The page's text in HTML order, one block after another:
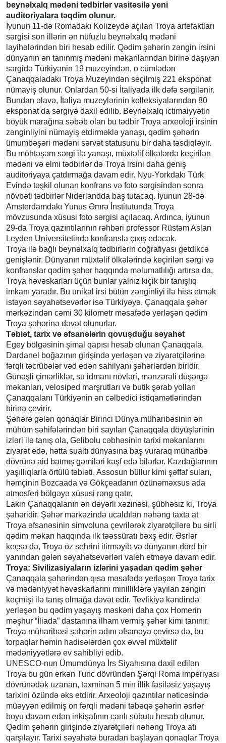
beynəlxalq mədəni tədbirlər vasitəsilə yeni
auditoriyalara təqdim olunur.
İyunun 11-də Romadakı Kolizeydə açılan Troya artefaktları
sərgisi son illərin ən nüfuzlu beynəlxalq mədəni
layihələrindən biri hesab edilir. Qədim şəhərin zəngin irsini
dünyanın ən tanınmış mədəni məkanlarından birinə daşıyan
sərgidə Türkiyənin 19 muzeyindən, o cümlədən
Çanaqqaladakı Troya Muzeyindən seçilmiş 221 eksponat
nümayiş olunur. Onlardan 50-si İtaliyada ilk dəfə sərgilənir.
Bundan əlavə, İtaliya muzeylərinin kolleksiyalarından 80
eksponat da sərgiyə daxil edilib. Beynəlxalq ictimaiyyətin
böyük marağına səbəb olan bu tədbir Troya arxeoloji irsinin
zənginliyini nümayiş etdirməklə yanaşı, qədim şəhərin
ümumbəşəri mədəni sərvət statusunu bir daha təsdiqləyir.
Bu möhtəşəm sərgi ilə yanaşı, müxtəlif ölkələrdə keçirilən
mədəni və elmi tədbirlər də Troya irsini daha geniş
auditoriyaya çatdırmağa davam edir. Nyu-Yorkdakı Türk
Evində təşkil olunan konfrans və foto sərgisindən sonra
növbəti tədbirlər Niderlandda baş tutacaq. İyunun 28-də
Amsterdamdakı Yunus Əmrə İnstitutunda Troya
mövzusunda xüsusi foto sərgisi açılacaq. Ardınca, iyunun
29-da Troya qazıntılarının rəhbəri professor Rüstəm Aslan
Leyden Universitetində konfransla çıxış edəcək.
Troya ilə bağlı beynəlxalq tədbirlərin coğrafiyası getdikcə
genişlənir. Dünyanın müxtəlif ölkələrində keçirilən sərgi və
konfranslar qədim şəhər haqqında məlumatlılığı artırsa da,
Troya həvəskarları üçün bunlar yalnız kiçik bir tanışlıq
imkanı yaradır. Bu unikal irsi bütün zənginliyi ilə hiss etmək
istəyən səyahətsevərlər isə Türkiyəyə, Çanaqqala şəhər
mərkəzindən cəmi 30 kilometr məsafədə yerləşən qədim
Troya şəhərinə dəvət olunurlar.
Təbiət, tarix və əfsanələrin qovuşduğu səyahət
Egey bölgəsinin şimal qapısı hesab olunan Çanaqqala,
Dardanel boğazının girişində yerləşən və ziyarətçilərinə
fərqli təcrübələr vəd edən sahilyanı şəhərlərdən biridir.
Günəşli çimərliklər, su idmanı növləri, mənzərəli düşərgə
məkanları, velosiped marşrutları və butik şərab yolları
Çanaqqalanı Türkiyənin ən cəlbedici istiqamətlərindən
birinə çevirir.
Şəhərə gələn qonaqlar Birinci Dünya müharibəsinin ən
mühüm səhifələrindən biri sayılan Çanaqqala döyüşlərinin
izləri ilə tanış ola, Gelibolu cəbhəsinin tarixi məkanlarını
ziyarət edə, hətta sualtı dünyasına baş vuraraq müharibə
dövrünə aid batmış gəmiləri kəşf edə bilərlər. Kazdağlarının
yaşıllıqlarla örtülü təbiəti, Assosun büllur kimi şəffaf suları,
həmçinin Bozcaada və Gökçeadanın özünəməxsus ada
atmosferi bölgəyə xüsusi rəng qatır.
Lakin Çanaqqalanın ən dəyərli xəzinəsi, şübhəsiz ki, Troya
şəhəridir. Şəhər mərkəzində ucaldılan nəhəng taxta at
Troya əfsanəsinin simvoluna çevrilərək ziyarətçilərə bu sirli
qədim məkan haqqında ilk təəssüratı bəxş edir. Əsrlər
keçsə də, Troya öz sehrini itirməyib və dünyanın dörd bir
yanından gələn səyahətsevərləri valeh etməyə davam edir.
Troya: Sivilizasiyaların izlərini yaşadan qədim şəhər
Çanaqqala şəhərindən qısa məsafədə yerləşən Troya tarix
və mədəniyyət həvəskarlarını minilliklərə yayılan zəngin
keçmişi ilə tanış olmağa dəvət edir. Tevfikiyə kəndində
yerləşən bu qədim yaşayış məskəni daha çox Homerin
məşhur “İliada” dastanına ilham vermiş şəhər kimi tanınır.
Troya müharibəsi şəhərin adını əfsanəyə çevirsə də, bu
torpaqlar həmin hadisələrdən çox əvvəl müxtəlif
mədəniyyətlərə ev sahibliyi edib.
UNESCO-nun Ümumdünya İrs Siyahısına daxil edilən
Troya bu gün erkən Tunc dövründən Şərqi Roma imperiyası
dövrünədək uzanan, təxminən 5 min illik fasiləsiz yaşayış
tarixini özündə əks etdirir. Arxeoloji qazıntılar nəticəsində
müəyyən edilmiş on fərqli mədəni təbəqə şəhərin əsrlər
boyu davam edən inkişafının canlı sübutu hesab olunur.
Qədim şəhərin girişində ziyarətçiləri nəhəng Troya atı
qarşılayır. Tarixi səyahətə buradan başlayan qonaqlar Troya